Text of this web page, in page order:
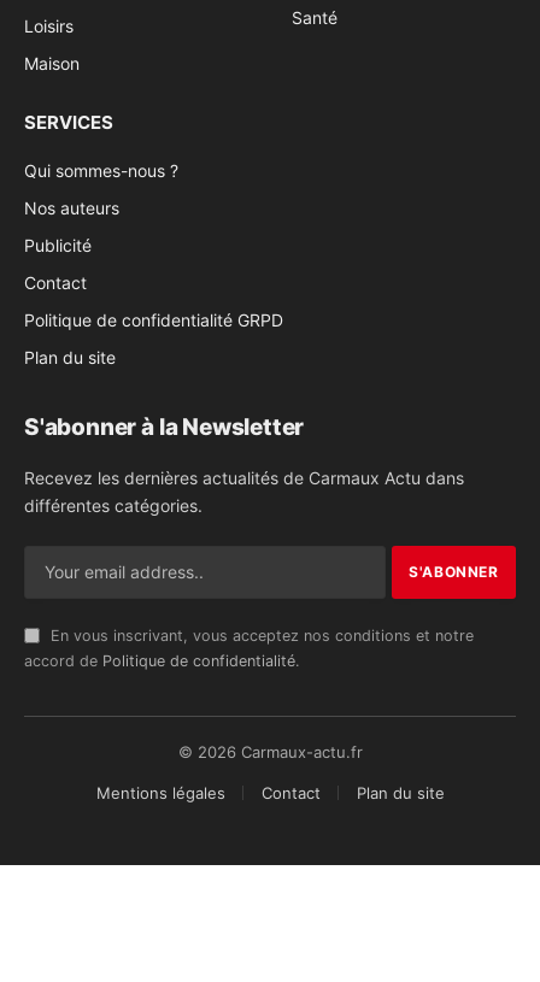
Loisirs
Maison
Santé
SERVICES
Qui sommes-nous ?
Nos auteurs
Publicité
Contact
Politique de confidentialité GRPD
Plan du site
S'abonner à la Newsletter
Recevez les dernières actualités de Carmaux Actu dans
différentes catégories.
En vous inscrivant, vous acceptez nos conditions et notre
accord de Politique de confidentialité.
© 2026 Carmaux-actu.fr
Mentions légales Contact Plan du site